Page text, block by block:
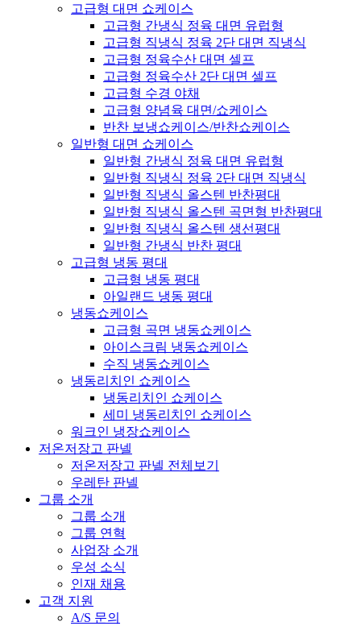
고급형 대면 쇼케이스
고급형 간냉식 정육 대면 유럽형
고급형 직냉식 정육 2단 대면 직냉식
고급형 정육수산 대면 셀프
고급형 정육수산 2단 대면 셀프
고급형 수경 야채
고급형 양념육 대면/쇼케이스
반찬 보냉쇼케이스/반찬쇼케이스
일반형 대면 쇼케이스
일반형 간냉식 정육 대면 유럽형
일반형 직냉식 정육 2단 대면 직냉식
일반형 직냉식 올스텐 반찬평대
일반형 직냉식 올스텐 곡면형 반찬평대
일반형 직냉식 올스텐 생선평대
일반형 간냉식 반찬 평대
고급형 냉동 평대
고급형 냉동 평대
아일랜드 냉동 평대
냉동쇼케이스
고급형 곡면 냉동쇼케이스
아이스크림 냉동쇼케이스
수직 냉동쇼케이스
냉동리치인 쇼케이스
냉동리치인 쇼케이스
세미 냉동리치인 쇼케이스
워크인 냉장쇼케이스
저온저장고 판넬
저온저장고 판넬 전체보기
우레탄 판넬
그룹 소개
그룹 소개
그룹 연혁
사업장 소개
우성 소식
인재 채용
고객 지원
A/S 문의